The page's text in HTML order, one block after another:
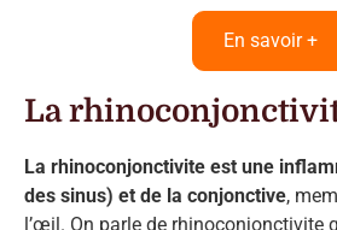
En savoir +
La
La rhinoconjonctivite est une
des sinus) et de la conjonctive,
l’œil. On parle de rhinoconjonctivite